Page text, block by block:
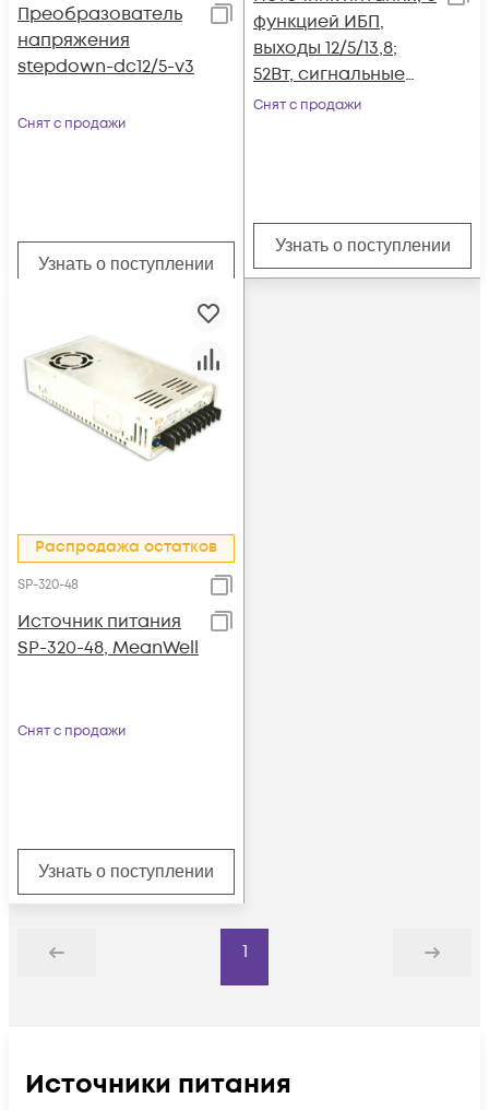
Преобразователь
напряжения
stepdown-dc12/5-v3
Снят с продажи
Узнать о поступлении
функцией ИБП,
выходы 12/5/13,8;
52Вт, сигнальные
выходы, ADD-55AAL,
Снят с продажи
Узнать о поступлении
Распродажа остатков
SP-320-48
Источник питания
SP-320-48, MeanWell
Снят с продажи
Узнать о поступлении
Назад
1
Дальше
Источники питания